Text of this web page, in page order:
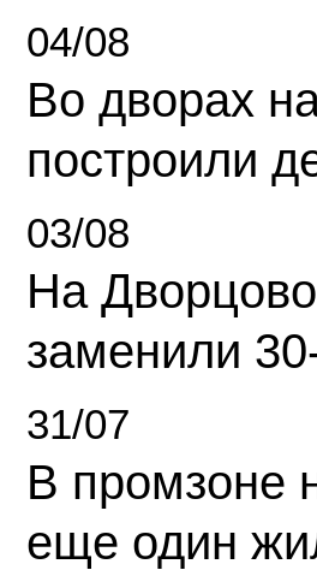
04/08
Во дворах
построили
03/08
На
заменили
31/07
В промзоне
еще один